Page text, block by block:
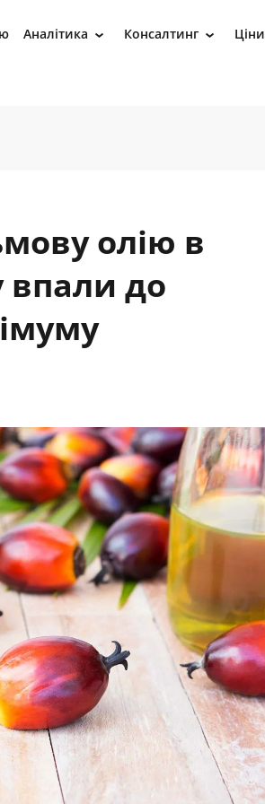
Аналітика › Консалтинг › Ціни
олію в
впали до